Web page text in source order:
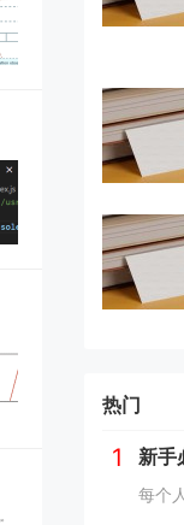
热门
1 新手